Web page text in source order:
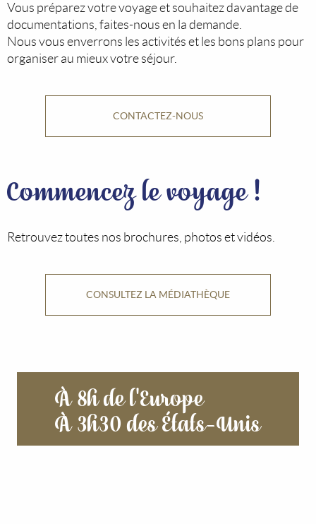
Vous préparez votre voyage et souhaitez davantage de
documentations, faites-nous en la demande.
Nous vous enverrons les activités et les bons plans pour
organiser au mieux votre séjour.
CONTACTEZ-NOUS
Commencez le voyage !
Retrouvez toutes nos brochures, photos et vidéos.
CONSULTEZ LA MÉDIATHÈQUE
À 8h de l'Europe
À 3h30 des États-Unis